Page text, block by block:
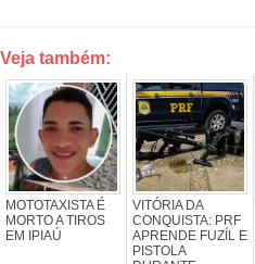
Veja também:
MOTOTAXISTA É
MORTO A TIROS
EM IPIAÚ
VITÓRIA DA
CONQUISTA: PRF
APRENDE FUZÍL E
PISTOLA